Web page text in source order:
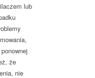
lub
że
nie